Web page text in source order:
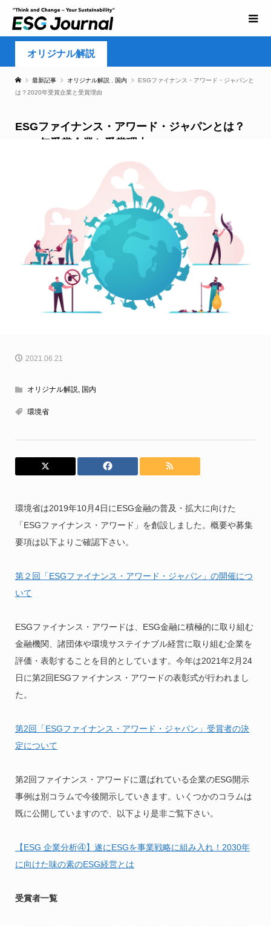
オリジナル解説
最新記事 オリジナル解説 国内
ESGファイナンス・アワード・ジャパンと
は？2020年受賞企業と受賞理由
ESGファイナンス・アワード・ジャパンとは？
2020年受賞企業と受賞理由
2021.06.21
オリジナル解説, 国内
環境省
環境省は2019年10月4日にESG金融の普及・拡大に向けた
「ESGファイナンス・アワード」を創設しました。概要や募集
要項は以下よりご確認下さい。
第２回「ESGファイナンス・アワード・ジャパン」の開催につ
いて
ESGファイナンス・アワードは、ESG金融に積極的に取り組む
金融機関、諸団体や環境サステイナブル経営に取り組む企業を
評価・表彰することを目的としています。今年は2021年2月24
日に第2回ESGファイナンス・アワードの表彰式が行われまし
た。
第2回「ESGファイナンス・アワード・ジャパン」受賞者の決
定について
第2回ファイナンス・アワードに選ばれている企業のESG開示
事例は別コラムで今後開示していきます。いくつかのコラムは
既に公開していますので、以下より是非ご覧下さい。
【ESG 企業分析④】遂にESGを事業戦略に組み入れ！2030年
に向けた味の素のESG経営とは
受賞者一覧